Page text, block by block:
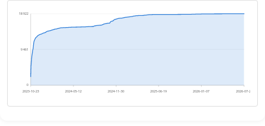
0
9 461
18 922
2023-10-23 2024-05-12 2024-11-30 2025-06-19 2026-01-07 2026-07-28